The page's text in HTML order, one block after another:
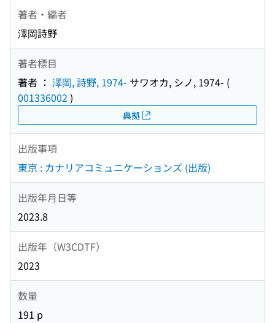
著者・編者
澤岡詩野
著者標目
著者 ： 澤岡, 詩野, 1974- サワオカ, シノ, 1974- (
001336002 )
典拠
出版事項
東京 : カナリアコミュニケーションズ (出版)
出版年月日等
2023.8
出版年（W3CDTF）
2023
数量
191 p